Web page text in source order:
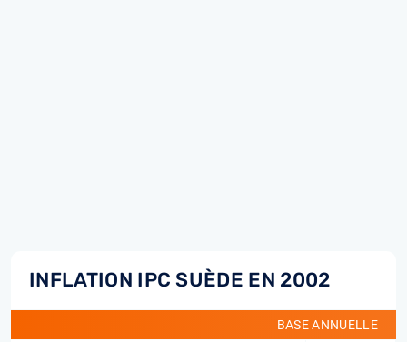
INFLATION IPC SUÈDE EN 2002
BASE ANNUELLE